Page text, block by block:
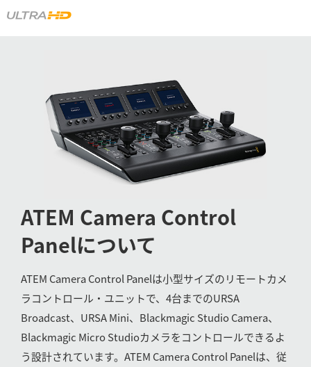
Poland
South Africa
Spain
Turkey
United Kingdom
United States
ATEM Camera Control
Panelについて
ATEM Camera Control Panelは小型サイズのリモートカメ
ラコントロール・ユニットで、4台までのURSA
Broadcast、URSA Mini、Blackmagic Studio Camera、
Blackmagic Micro Studioカメラをコントロールできるよ
う設計されています。ATEM Camera Control Panelは、従